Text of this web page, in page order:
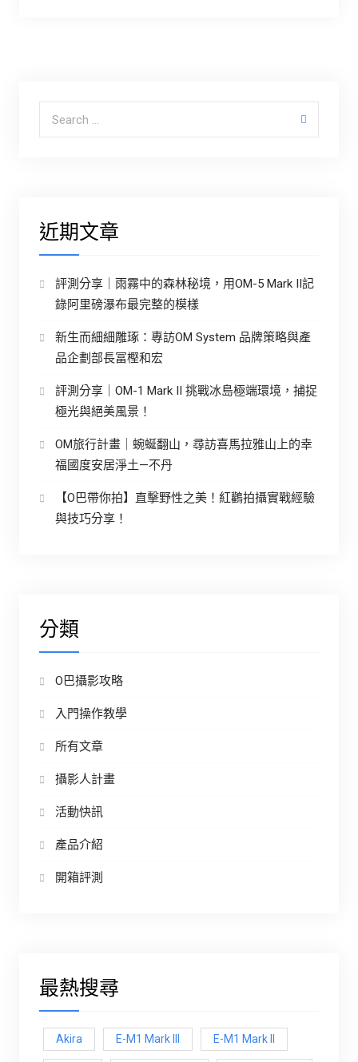
近期文章
評測分享｜雨霧中的森林秘境，用OM-5 Mark II記
錄阿里磅瀑布最完整的模樣
新生而細細雕琢：專訪OM System 品牌策略與產
品企劃部長冨樫和宏
評測分享｜OM-1 Mark II 挑戰冰島極端環境，捕捉
極光與絕美風景！
OM旅行計畫｜蜿蜒翻山，尋訪喜馬拉雅山上的幸
福國度安居淨土—不丹
【O巴帶你拍】直擊野性之美！紅鸛拍攝實戰經驗
與技巧分享！
分類
O巴攝影攻略
入門操作教學
所有文章
攝影人計畫
活動快訊
產品介紹
開箱評測
最熱搜尋
Akira E-M1 Mark III E-M1 Mark ll